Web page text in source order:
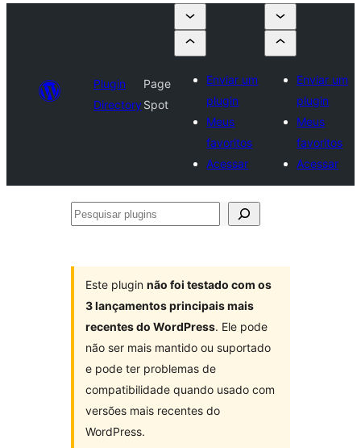
Plugin
Directory
Page
Spot
Enviar um
plugin
Meus
favoritos
Acessar
Enviar um
plugin
Meus
favoritos
Acessar
Pesquisar
Este plugin não foi testado com os
3 lançamentos principais mais
recentes do WordPress. Ele pode
não ser mais mantido ou suportado
e pode ter problemas de
compatibilidade quando usado com
versões mais recentes do
WordPress.